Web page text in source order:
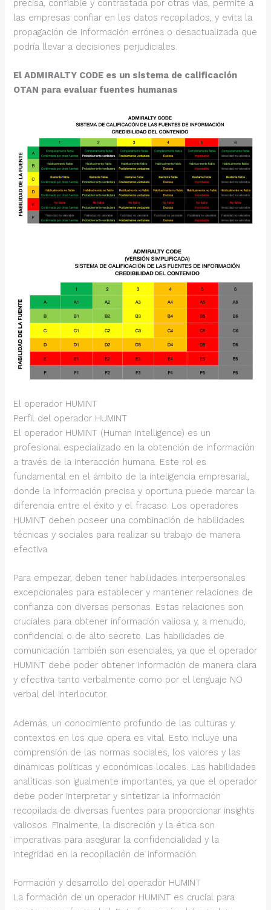
precisa, confiable y contrastada por otras vías, permite a
las empresas confiar en los datos recopilados, y evita la
propagación de información errónea o desactualizada que
podría llevar a decisiones perjudiciales.
El ADMIRALTY CODE es un sistema de calificación
OTAN para evaluar fuentes humanas
El operador HUMINT
Perfil del operador HUMINT
El operador HUMINT (Human Intelligence) es un
profesional especializado en la obtención de información
a través de la interacción humana. Este rol es
fundamental en el ámbito de la inteligencia empresarial,
donde la información precisa y oportuna puede marcar la
diferencia entre el éxito y el fracaso. Los operadores
HUMINT deben poseer una combinación de habilidades
técnicas y sociales para realizar su trabajo de manera
efectiva.
Para empezar, deben tener habilidades interpersonales
excepcionales para establecer y mantener relaciones de
confianza con diversas personas. Estas relaciones son
cruciales para obtener información valiosa y, a menudo,
confidencial o de alto secreto. Las habilidades de
comunicación también son esenciales, ya que el operador
HUMINT debe poder obtener información de manera clara
y efectiva tanto verbalmente como por el lenguaje NO
verbal del interlocutor.
Además, un conocimiento profundo de las culturas y
contextos en los que opera es vital. Esto incluye una
comprensión de las normas sociales, los valores y las
dinámicas políticas y económicas locales. Las habilidades
analíticas son igualmente importantes, ya que el operador
debe poder interpretar y sintetizar la información
recopilada de diversas fuentes para proporcionar insights
valiosos. Finalmente, la discreción y la ética son
imperativas para asegurar la confidencialidad y la
integridad en la recopilación de información.
Formación y desarrollo del operador HUMINT
La formación de un operador HUMINT es crucial para